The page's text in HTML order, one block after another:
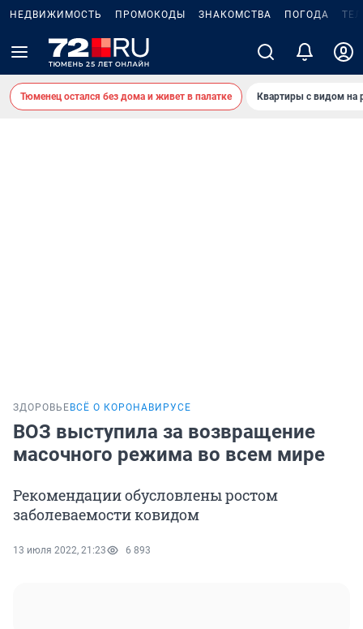
НЕДВИЖИМОСТЬ ПРОМОКОДЫ ЗНАКОМСТВА ПОГОДА
Тюменец остался без дома и живет в палатке Квартиры с видом на
ЗДОРОВЬЕ ВСЁ О КОРОНАВИРУСЕ
ВОЗ выступила за возвращение
масочного режима во всем мире
Рекомендации обусловлены ростом
заболеваемости ковидом
13 июля 2022, 21:23 6 893